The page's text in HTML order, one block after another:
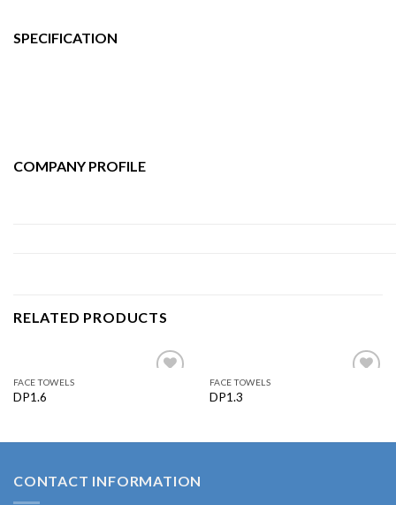
SPECIFICATION
COMPANY PROFILE
RELATED PRODUCTS
FACE TOWELS
DP1.6
FACE TOWELS
DP1.3
CONTACT INFORMATION